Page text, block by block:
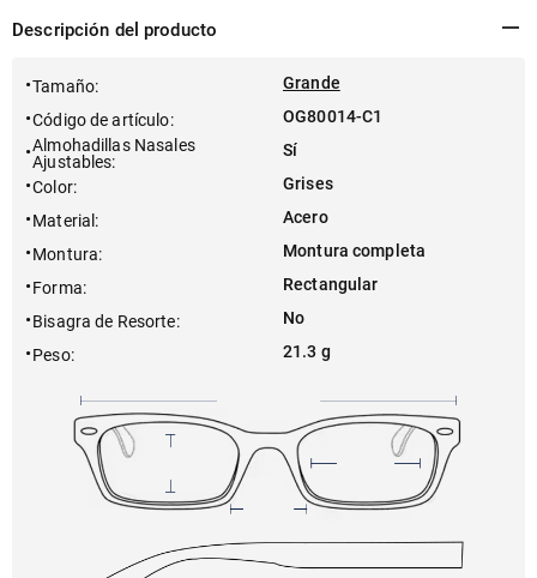
Descripción del producto
Tamaño:
Grande
Código de artículo:
OG80014-C1
Almohadillas Nasales
Ajustables:
Sí
Color:
Grises
Material :
Acero
Montura:
Montura completa
Forma:
Rectangular
Bisagra de Resorte:
No
Peso: 21.3 g